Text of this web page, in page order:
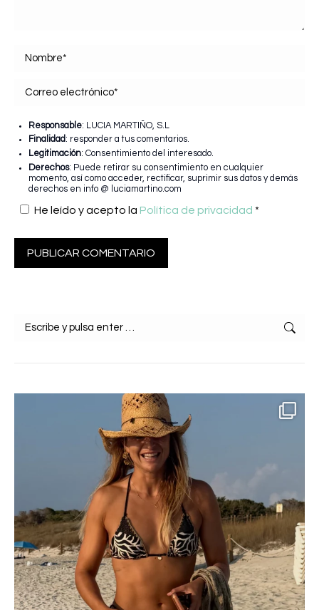
Nombre *
Correo electrónico *
Responsable: LUCIA MARTIÑO, S.L
Finalidad: responder a tus comentarios.
Legitimación: Consentimiento del interesado.
Derechos: Puede retirar su consentimiento en cualquier
momento, así como acceder, rectificar, suprimir sus datos y demás
derechos en info @ luciamartino.com
He leído y acepto la Política de privacidad *
PUBLICAR COMENTARIO
Buscar: